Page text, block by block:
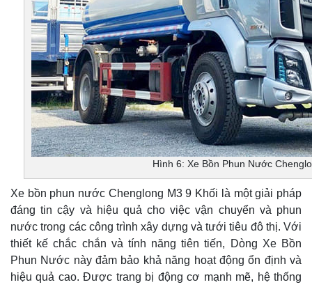
Hình 6: Xe Bồn Phun Nước
Xe bồn phun nước Chenglong M3 9 Khối là một giải pháp
đáng tin cậy và hiệu quả cho việc vận chuyển và phun
nước trong các công trình xây dựng và tưới tiêu đô thị. Với
thiết kế chắc chắn và tính năng tiên tiến, Dòng Xe Bồn
Phun Nước này đảm bảo khả năng hoạt động ổn định và
hiệu quả cao. Được trang bị động cơ mạnh mẽ, hệ thống